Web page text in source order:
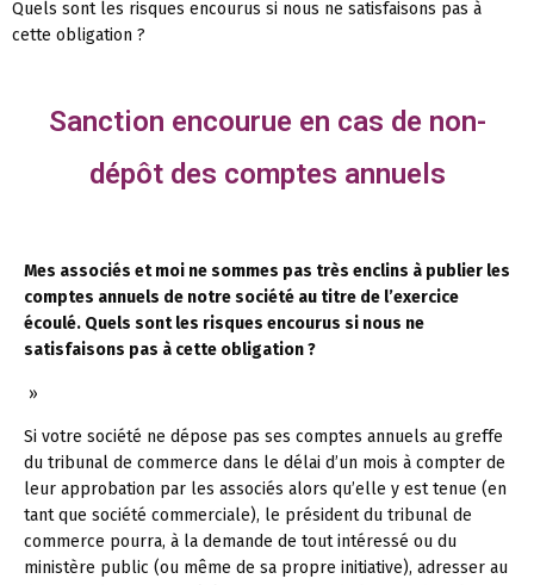
Quels sont les risques encourus si nous ne satisfaisons pas à
cette obligation ?
Sanction encourue en cas de non-
dépôt des comptes annuels
Mes associés et moi ne sommes pas très enclins à publier les
comptes annuels de notre société au titre de l’exercice
écoulé. Quels sont les risques encourus si nous ne
satisfaisons pas à cette obligation ?
»
Si votre société ne dépose pas ses comptes annuels au greffe
du tribunal de commerce dans le délai d’un mois à compter de
leur approbation par les associés alors qu’elle y est tenue (en
tant que société commerciale), le président du tribunal de
commerce pourra, à la demande de tout intéressé ou du
ministère public (ou même de sa propre initiative), adresser au